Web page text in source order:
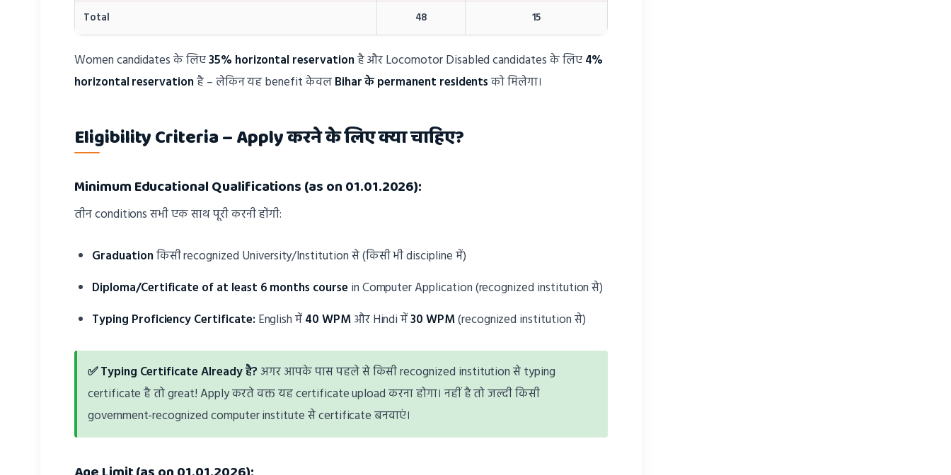
Total
48 15
Women candidates के लिए35% horizontal reservationहै और Locomotor Disabled candidates के लिए4%
horizontal reservationहै – लेकिन यह benefit केवलBihar के permanent residentsको मिलेगा।
Eligibility Criteria – Apply करने के लिए क्या चाहिए?
Minimum Educational Qualifications (as on 01.01.2026):
तीन conditions सभी एक साथ पूरी करनी होंगी:
Graduationकिसी recognized University/Institution से (किसी भी discipline में)
Diploma/Certificate of at least 6 months course in Computer Application (recognized institution से)
Typing Proficiency Certificate: English में40 WPMऔर Hindi में30 WPM(recognized institution से)
✅ Typing Certificate Already है?अगर आपके पास पहले से किसी recognized institution से typing
certificate है तो great! Apply करते वक्त यह certificate upload करना होगा। नहीं है तो जल्दी किसी
government-recognized computer institute से certificate बनवाएं।